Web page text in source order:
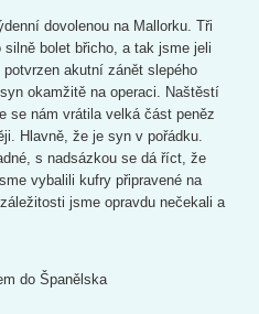
dovolenou na Mallorku. Tři
bolet břicho, a tak jsme jeli
akutní zánět slepého
okamžitě na operaci. Naštěstí
se nám vrátila velká část peněz
Hlavně, že je syn v pořádku.
s nadsázkou se dá říct, že
vybalili kufry připravené na
jsme opravdu nečekali a
do Španělska